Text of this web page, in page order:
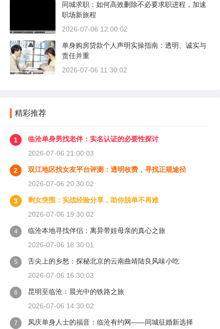
同城求职：如何高效删除不必要求职进程，加速
职场新旅程
2026-07-06 12:00:02
单身购房贷款个人声明实操指南：透明、诚实与
责任并重
2026-07-06 11:30:02
精彩推荐
1
临沧单身男找老伴：实名认证的必要性探讨
2026-07-06 21:00:03
2
双江地区找女友平台评测：透明收费，寻找正规途径
2026-07-06 20:30:02
3
剩女突围：实战经验分享，助你脱单不再难
2026-07-06 19:30:02
4
临沧本地寻找伴侣：离异带娃母亲的真心之旅
2026-07-06 18:30:01
5
舌尖上的乡愁：探秘北京的云南曲靖陆良风味小吃
2026-07-06 16:30:03
6
昆明至临沧：晨光中的铁路之旅
2026-07-06 14:30:02
7 凤庆单身人士的福音：临沧有约网——同城征婚新选择